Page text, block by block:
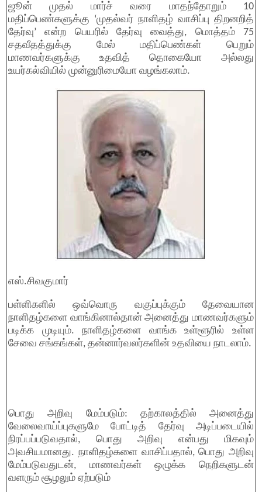
ஜூன் முதல் மார்ச் வரை மாதந்தோறும் 10
மதிப்பெண்களுக்கு ‘முதல்வர் நாளிதழ் வாசிப்பு திறனறித்
தேர்வு’ என்ற பெயரில் தேர்வு வைத்து, மொத்தம் 75
சதவீதத்துக்கு மேல் மதிப்பெண்கள் பெறும்
மாணவர்களுக்கு உதவித் தொகையோ அல்லது
உயர்கல்வியில் முன்னுரிமையோ வழங்கலாம்.
எஸ்.சிவகுமார்
பள்ளிகளில் ஒவ்வொரு வகுப்புக்கும் தேவையான
நாளிதழ்களை வாங்கினால்தான் அனைத்து மாணவர்களும்
படிக்க முடியும். நாளிதழ்களை வாங்க உள்ளூரில் உள்ள
சேவை சங்கங்கள், தன்னார்வலர்களின் உதவியை நாடலாம்.
பொது அறிவு மேம்படும்: தற்காலத்தில் அனைத்து
வேலைவாய்ப்புகளுமே போட்டித் தேர்வு அடிப்படையில்
நிரப்பப்படுவதால், பொது அறிவு என்பது மிகவும்
அவசியமானது. நாளிதழ்களை வாசிப்பதால், பொது அறிவு
மேம்படுவதுடன், மாணவர்கள் ஒழுக்க நெறிகளுடன்
வளரும் சூழலும் ஏற்படும்